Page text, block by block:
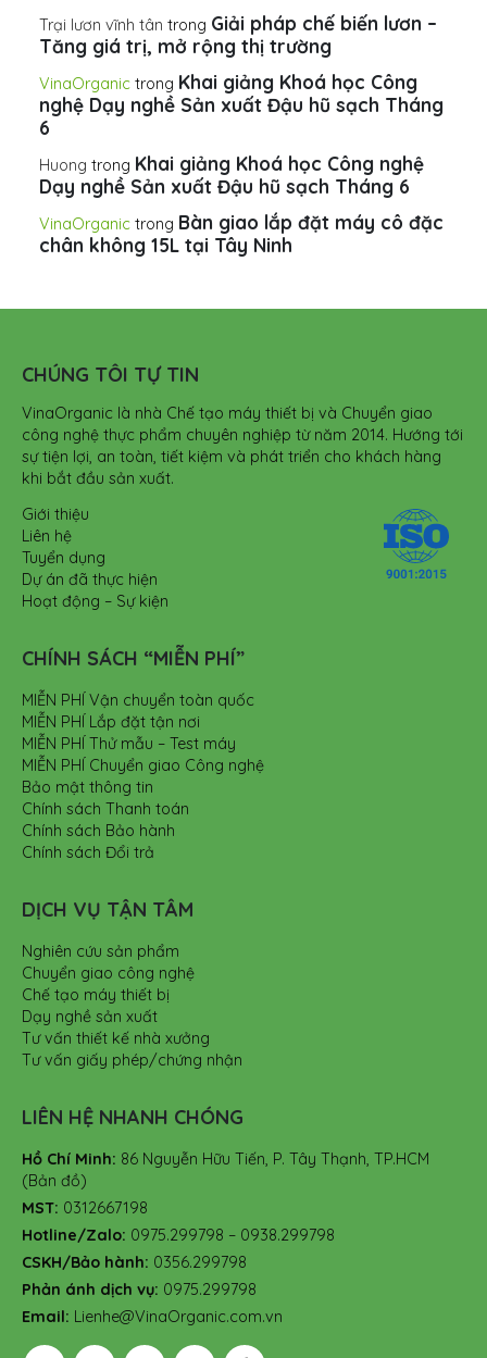
Trại lươn vĩnh tân trong Giải pháp chế biến lươn –
Tăng giá trị, mở rộng thị trường
VinaOrganic trong Khai giảng Khoá học Công
nghệ Dạy nghề Sản xuất Đậu hũ sạch Tháng
6
Huong trong Khai giảng Khoá học Công nghệ
Dạy nghề Sản xuất Đậu hũ sạch Tháng 6
VinaOrganic trong Bàn giao lắp đặt máy cô đặc
chân không 15L tại Tây Ninh
CHÚNG TÔI TỰ TIN
VinaOrganic là nhà Chế tạo máy thiết bị và Chuyển giao
công nghệ thực phẩm chuyên nghiệp từ năm 2014. Hướng tới
sự tiện lợi, an toàn, tiết kiệm và phát triển cho khách hàng
khi bắt đầu sản xuất.
Giới thiệu
Liên hệ
Tuyển dụng
Dự án đã thực hiện
Hoạt động – Sự kiện
CHÍNH SÁCH “MIỄN PHÍ”
MIỄN PHÍ Vận chuyển toàn quốc
MIỄN PHÍ Lắp đặt tận nơi
MIỄN PHÍ Thử mẫu – Test máy
MIỄN PHÍ Chuyển giao Công nghệ
Bảo mật thông tin
Chính sách Thanh toán
Chính sách Bảo hành
Chính sách Đổi trả
DỊCH VỤ TẬN TÂM
Nghiên cứu sản phẩm
Chuyển giao công nghệ
Chế tạo máy thiết bị
Dạy nghề sản xuất
Tư vấn thiết kế nhà xưởng
Tư vấn giấy phép/chứng nhận
LIÊN HỆ NHANH CHÓNG
Hồ Chí Minh: 86 Nguyễn Hữu Tiến, P. Tây Thạnh, TP.HCM
(Bản đồ)
MST: 0312667198
Hotline/Zalo: 0975.299798 – 0938.299798
CSKH/Bảo hành: 0356.299798
Phản ánh dịch vụ: 0975.299798
Email: Lienhe@VinaOrganic.com.vn